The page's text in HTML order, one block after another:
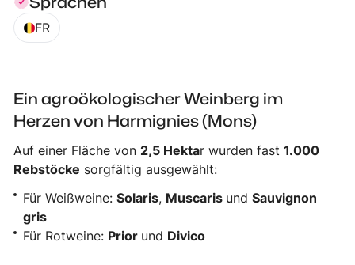
FR
Ein agroökologischer Weinberg im
Herzen von Harmignies (Mons)
Auf einer Fläche von2,5 Hektar wurden fast1.000
Rebstöcke sorgfältig ausgewählt:
Für Weißweine:Solaris, Muscaris undSauvignon
gris
Für Rotweine: Prior und Divico